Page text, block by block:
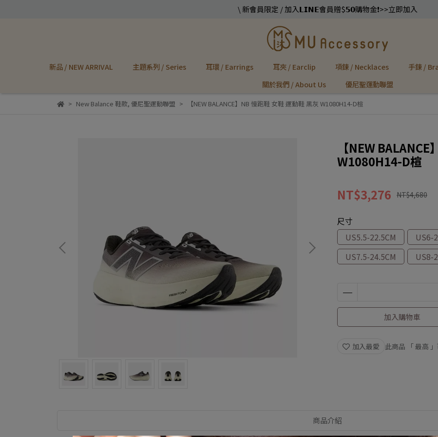
\ 新會員限定 / 加入𝗟𝗜𝗡𝗘會員贈$𝟱𝟬購物金❗️>>立即加入
新品 / NEW ARRIVAL 主題系列 / Series 耳環 / Earrings 耳夾 / Earclip 項鍊 / Necklaces 手鍊 /
關於我們 / About Us
優尼聖運動聯盟
New Balance 鞋款, 優尼聖運動聯盟 【NEW BALANCE】NB 慢跑鞋 女鞋 運動鞋 黑灰 W1080H14-D楦
【NEW
W1080H14-D楦
NT$3,276 NT$4,680
尺寸
US5.5-22.5CM
US6-
US7.5-24.5CM
US8-
加入購物車
加入最愛 此商品 「 最高
商品介紹